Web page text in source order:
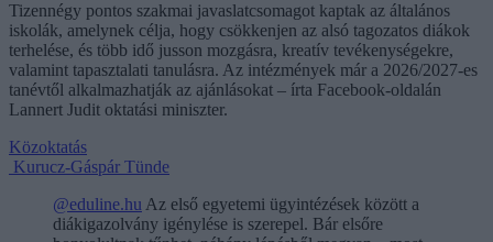
Tizennégy pontos szakmai javaslatcsomagot kaptak az általános
iskolák, amelynek célja, hogy csökkenjen az alsó tagozatos diákok
terhelése, és több idő jusson mozgásra, kreatív tevékenységekre,
valamint tapasztalati tanulásra. Az intézmények már a 2026/2027-es
tanévtől alkalmazhatják az ajánlásokat – írta Facebook-oldalán
Lannert Judit oktatási miniszter.
Közoktatás
Kurucz-Gáspár Tünde
@eduline.hu Az első egyetemi ügyintézések között a
diákigazolvány igénylése is szerepel. Bár elsőre